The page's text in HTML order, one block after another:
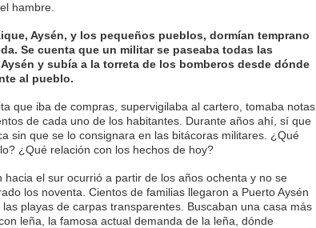
hambre.
Aysén, y los pequeños pueblos, dormían temprano
Se cuenta que un militar se paseaba todas las
y subía a la torreta de los bomberos desde dónde
al pueblo.
que iba de compras, supervigilaba al cartero, tomaba notas
de cada uno de los habitantes. Durante años ahí, sí que
sin que se lo consignara en las bitácoras militares. ¿Qué
¿Qué relación con los hechos de hoy?
hacia el sur ocurrió a partir de los años ochenta y no se
los noventa. Cientos de familias llegaron a Puerto Aysén
playas de carpas transparentes. Buscaban una casa más
leña, la famosa actual demanda de la leña, dónde